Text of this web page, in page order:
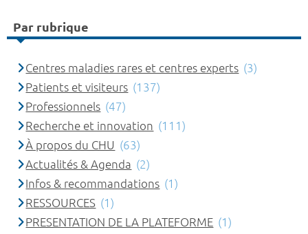
Par rubrique
Centres maladies rares et centres experts (3)
Patients et visiteurs (137)
Professionnels (47)
Recherche et innovation (111)
À propos du CHU (63)
Actualités & Agenda (2)
Infos & recommandations (1)
RESSOURCES (1)
PRESENTATION DE LA PLATEFORME (1)